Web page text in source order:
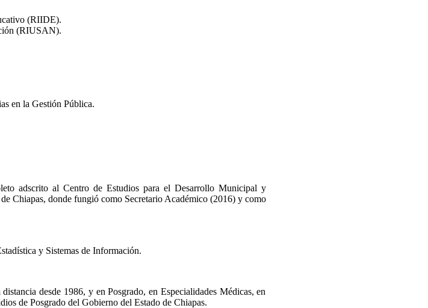
(RIIDE).
(RIUSAN).
en la Gestión Pública.
adscrito al Centro de Estudios para el Desarrollo Municipal y
Chiapas, donde fungió como Secretario Académico (2016) y como
y Sistemas de Información.
desde 1986, y en Posgrado, en Especialidades Médicas, en
de Posgrado del Gobierno del Estado de Chiapas.